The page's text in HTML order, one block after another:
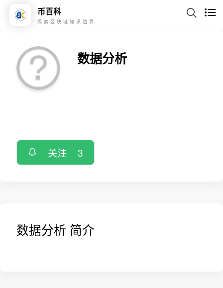
币百科
探索区块链知识边界
数据分析
关注 3
数据分析 简介